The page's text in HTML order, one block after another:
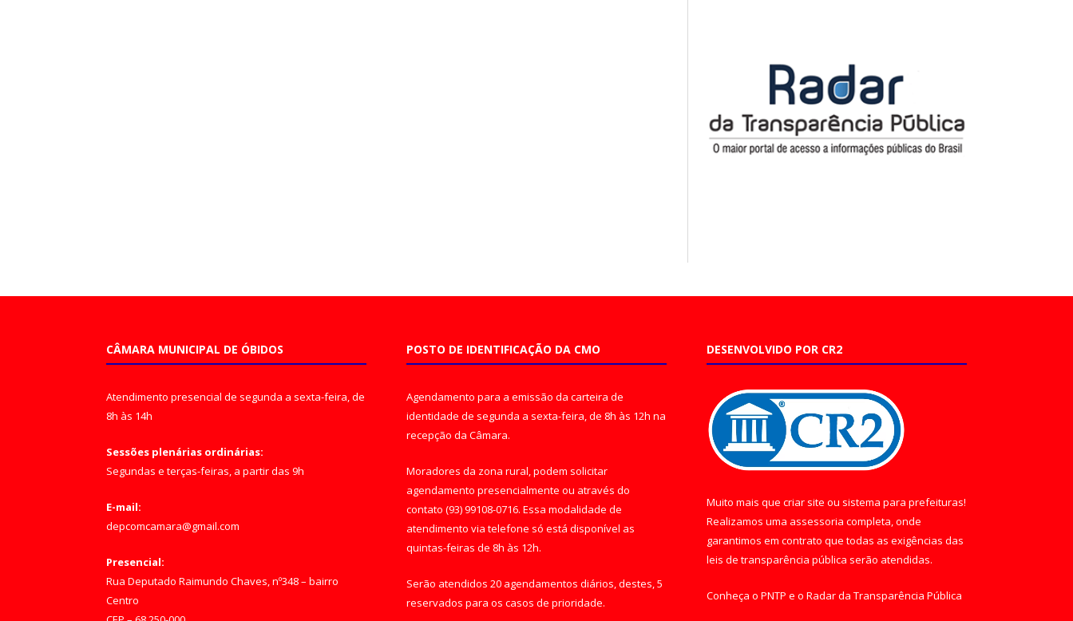
CÂMARA MUNICIPAL DE ÓBIDOS
Atendimento presencial de segunda a sexta-feira, de
8h às 14h
Sessões plenárias ordinárias:
Segundas e terças-feiras, a partir das 9h
E-mail:
depcomcamara@gmail.com
Presencial:
Rua Deputado Raimundo Chaves, nº348 – bairro
Centro
POSTO DE IDENTIFICAÇÃO DA CMO
Agendamento para a emissão da carteira de
identidade de segunda a sexta-feira, de 8h às 12h na
recepção da Câmara.
Moradores da zona rural, podem solicitar
agendamento presencialmente ou através do
contato (93) 99108-0716. Essa modalidade de
atendimento via telefone só está disponível as
quintas-feiras de 8h às 12h.
Serão atendidos 20 agendamentos diários, destes, 5
reservados para os casos de prioridade.
DESENVOLVIDO POR CR2
Muito mais que criar site ou sistema para prefeituras!
Realizamos uma assessoria completa, onde
garantimos em contrato que todas as exigências das
leis de transparência pública serão atendidas.
Conheça o PNTP e o Radar da Transparência Pública